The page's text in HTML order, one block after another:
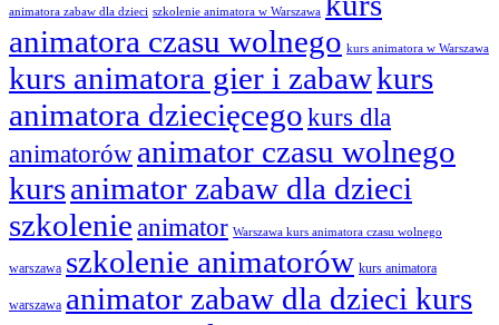
animatora zabaw dla dzieci szkolenie animatora w Warszawa
animatora czasu wolnego kurs animatora w Warszawa
kurs animatora gier i zabawkurs
animatora dziecięcego kurs dla
animatorów animator czasu wolnego
kursanimator zabaw dla dzieci
szkolenie animator Warszawa kurs animatora czasu wolnego
warszawa szkolenie animatorów kurs animatora
warszawa animator zabaw dla dzieci kurs